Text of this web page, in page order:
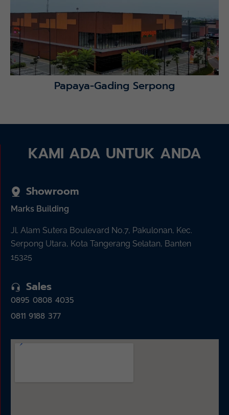
Lihat Detail Proyek
Papaya-Gading Serpong
KAMI ADA UNTUK ANDA
Showroom
Marks Building
Jl. Alam Sutera Boulevard No.7, Pakulonan, Kec.
Serpong Utara, Kota Tangerang Selatan, Banten
15325
Sales
0895 0808 4035
0811 9188 377